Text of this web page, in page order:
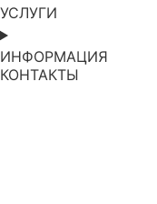
УСЛУГИ
ИНФОРМАЦИЯ
КОНТАКТЫ